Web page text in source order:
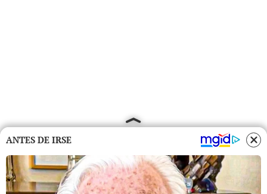
ANTES DE IRSE